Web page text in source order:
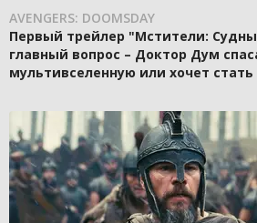
AVENGERS: DOOMSDAY
Первый трейлер "Мстители:
главный вопрос – Доктор Дум
мультивселенную или хочет